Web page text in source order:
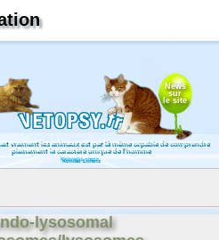
News
sur
le site
vraiment les animaux est par là même capable de comprendre
pleinement le caractère unique de l'homme
Konrad Lorenz
lysosomal